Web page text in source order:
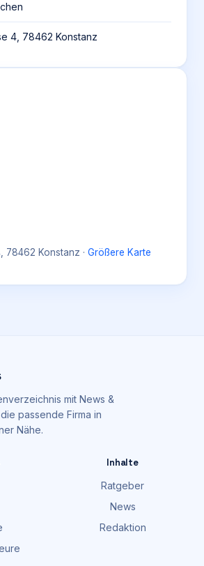
4, 78462 Konstanz
78462 Konstanz · Größere Karte
mit News &
passende Firma in
Nähe.
Inhalte
Ratgeber
News
Redaktion